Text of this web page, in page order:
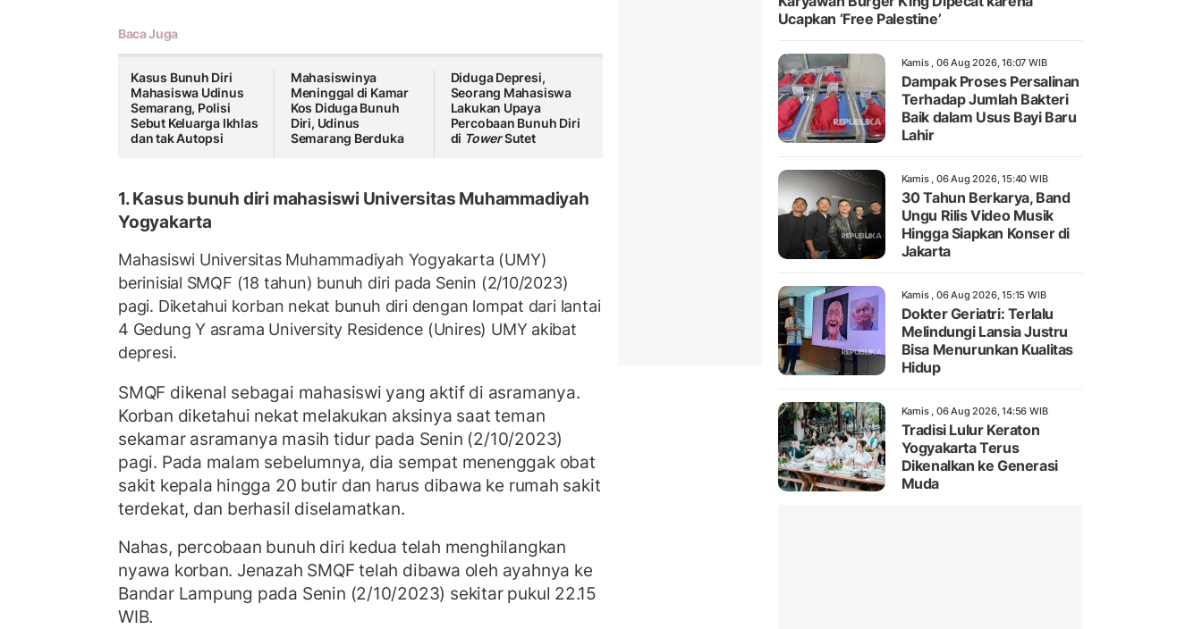
Baca Juga
Kasus Bunuh Diri
Mahasiswa Udinus
Semarang, Polisi
Sebut Keluarga Ikhlas
dan tak Autopsi
Mahasiswinya
Meninggal di Kamar
Kos Diduga Bunuh
Diri, Udinus
Semarang Berduka
Diduga Depresi,
Seorang Mahasiswa
Lakukan Upaya
Percobaan Bunuh Diri
di TowerSutet
1. Kasus bunuh diri mahasiswi Universitas Muhammadiyah
Yogyakarta
Mahasiswi Universitas Muhammadiyah Yogyakarta (UMY)
berinisial SMQF (18 tahun) bunuh diri pada Senin (2/10/2023)
pagi. Diketahui korban nekat bunuh diri dengan lompat dari lantai
4 Gedung Y asrama University Residence (Unires) UMY akibat
depresi.
SMQF dikenal sebagai mahasiswi yang aktif di asramanya.
Korban diketahui nekat melakukan aksinya saat teman
sekamar asramanya masih tidur pada Senin (2/10/2023)
pagi. Pada malam sebelumnya, dia sempat menenggak obat
sakit kepala hingga 20 butir dan harus dibawa ke rumah sakit
terdekat, dan berhasil diselamatkan.
Nahas, percobaan bunuh diri kedua telah menghilangkan
nyawa korban. Jenazah SMQF telah dibawa oleh ayahnya ke
Bandar Lampung pada Senin (2/10/2023) sekitar pukul 22.15
WIB.
Ucapkan ‘Free Palestine’
Kamis , 06 Aug 2026, 16:07 WIB
Dampak Proses Persalinan
Terhadap Jumlah Bakteri
Baik dalam Usus Bayi Baru
Lahir
Kamis , 06 Aug 2026, 15:40 WIB
30 Tahun Berkarya, Band
Ungu Rilis Video Musik
Hingga Siapkan Konser di
Jakarta
Kamis , 06 Aug 2026, 15:15 WIB
Dokter Geriatri: Terlalu
Melindungi Lansia Justru
Bisa Menurunkan Kualitas
Hidup
Kamis , 06 Aug 2026, 14:56 WIB
Tradisi Lulur Keraton
Yogyakarta Terus
Dikenalkan ke Generasi
Muda